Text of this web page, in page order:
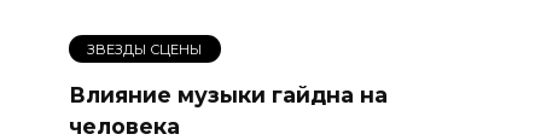
ЗВЕЗДЫ СЦЕНЫ
Влияние музыки гайдна на
человека